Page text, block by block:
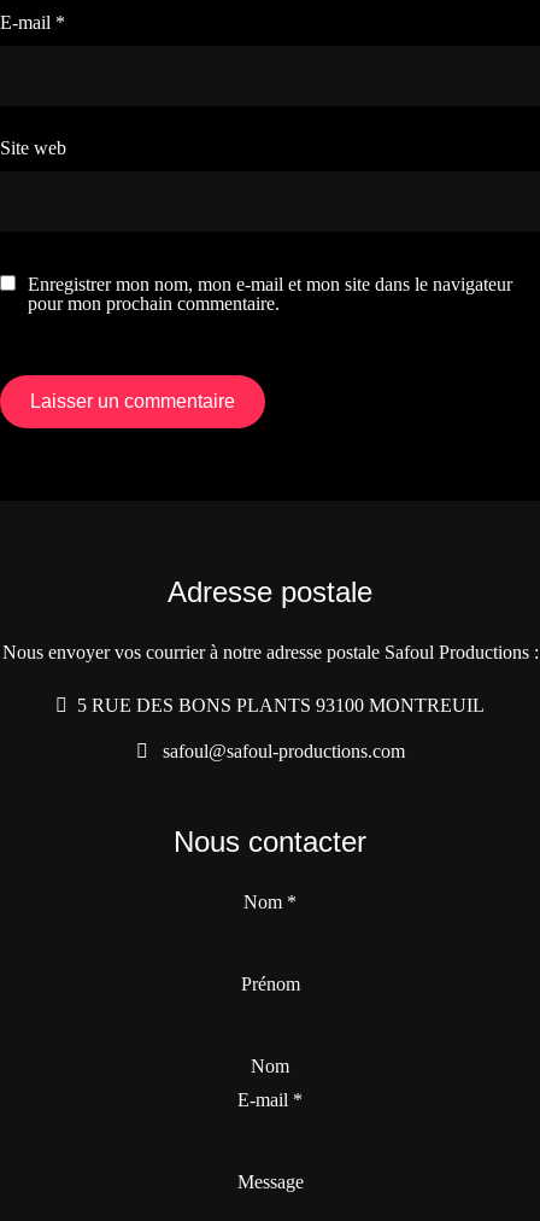
E-mail *
Site web
Enregistrer mon nom, mon e-mail et mon site dans le navigateur
pour mon prochain commentaire.
Adresse postale
Nous envoyer vos courrier à notre adresse postale Safoul Productions :
5 RUE DES BONS PLANTS 93100 MONTREUIL
safoul@safoul-productions.com
Nous contacter
Nom *
Prénom
Nom
E-mail *
Message